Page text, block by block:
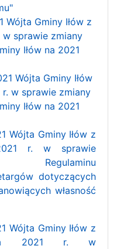
Wójta Gminy Iłów z
w sprawie zmiany
Iłów na 2021
Wójta Gminy Iłów
w sprawie zmiany
Iłów na 2021
Wójta Gminy Iłów z
r. w sprawie
Regulaminu
dotyczących
własność
Wójta Gminy Iłów z
2021 r. w